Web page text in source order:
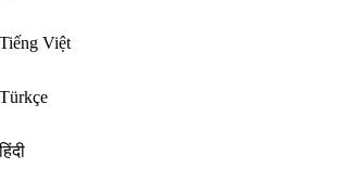
Tiếng Việt
Türkçe
हिंदी